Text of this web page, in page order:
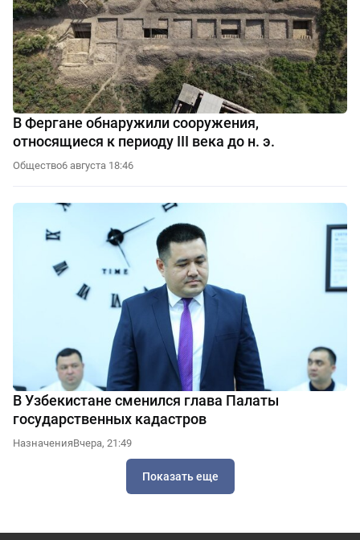
В Фергане обнаружили сооружения,
относящиеся к периоду III века до н. э.
Общество6 августа 18:46
В Узбекистане сменился глава Палаты
государственных кадастров
НазначенияВчера, 21:49
Показать еще